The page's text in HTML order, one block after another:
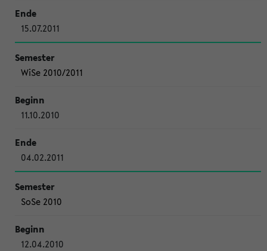
15.07.2011
WiSe 2010/2011
11.10.2010
04.02.2011
SoSe 2010
12.04.2010